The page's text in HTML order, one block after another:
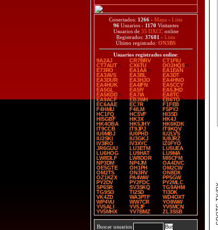
Conectados: 1266 - Mapa - Lista
96Usuarios - 1170 Visitantes
Usuarios de 35 DXCConline
Registrados: 37681 - Lista
Último registrado: ON3BS
Usuarios registrados online:
9A2AJ
CR7BRV
CT1FIU
CT7AUT
CX6TU
DO2HQS
E73RO
EA1AA
EA1EAN
EA3AVS
EA3BL
EA3DT
EA3DUR
EA3HJO
EA4HNO
EA4HUK
EA4IFN
EA5CCY
EA5GL
EA5IY
EA5JHD
EA5KDD
EA7IA
EA8TC
EA9ACF
EB3WH
EB6TO
EC6AAE
EC7R
F1FEB
F4HMU
F4ILM
F5PYJ
HC1FQ
HC5VF
HI3SD
HI5GBF
HK3X
HK4J
HK4OBA
HK5JHY
HK6KDK
IT9CCB
IT9JPJ
IT9KQV
IU0MBJ
IU0PHD
IU2LVS
IU2SKI
IU3GKJ
IU8JRZ
IV3IRO
IV3XYC
IZ0FYO
JR6GUU
LU3ETM
LU5UEA
LU6HOG
LU9HAT
LU9MA
LW8DLF
LW8DOR
MI5CFM
NP3DM
NP4JM
OA4DVC
OE5GTE
OH1PH
OM2CW
OM2TS
ON3RV
ON8DX
OZ1KZX
PA4WW
PP5GW
PY2DV
PY2FDC
PY2MLC
SP6SR
SV3SKQ
TG9AHM
TG9SO
TI2SD
TI3DK
VK4ZD
WA3PTF
WD4OXT
WP4VU
WW7CR
YO8WW
YV5ALI
YV5JF
YV5MCN
YV5MHX
YV7BMZ ZL3SSB
Buscar usuarios